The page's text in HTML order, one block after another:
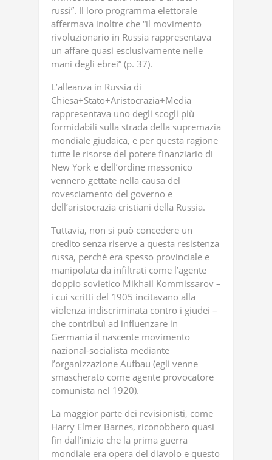
russi”. Il loro programma elettorale
affermava inoltre che “il movimento
rivoluzionario in Russia rappresentava
un affare quasi esclusivamente nelle
mani degli ebrei” (p. 37).
L’alleanza in Russia di
Chiesa+Stato+Aristocrazia+Media
rappresentava uno degli scogli più
formidabili sulla strada della supremazia
mondiale giudaica, e per questa ragione
tutte le risorse del potere finanziario di
New York e dell’ordine massonico
vennero gettate nella causa del
rovesciamento del governo e
dell’aristocrazia cristiani della Russia.
Tuttavia, non si può concedere un
credito senza riserve a questa resistenza
russa, perché era spesso provinciale e
manipolata da infiltrati come l’agente
doppio sovietico Mikhail Kommissarov –
i cui scritti del 1905 incitavano alla
violenza indiscriminata contro i giudei –
che contribuì ad influenzare in
Germania il nascente movimento
nazional-socialista mediante
l’organizzazione Aufbau (egli venne
smascherato come agente provocatore
comunista nel 1920).
La maggior parte dei revisionisti, come
Harry Elmer Barnes, riconobbero quasi
fin dall’inizio che la prima guerra
mondiale era opera del diavolo e questo